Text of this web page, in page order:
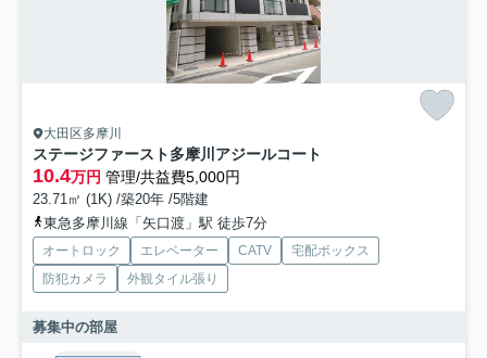
大田区多摩川
ステージファースト多摩川アジールコート
10.4万円 管理/共益費5,000円
23.71㎡ (1K) /築20年 /5階建
東急多摩川線「矢口渡」駅 徒歩7分
オートロック エレベーター CATV
宅配ボックス
防犯カメラ
外観タイル張り
募集中の部屋